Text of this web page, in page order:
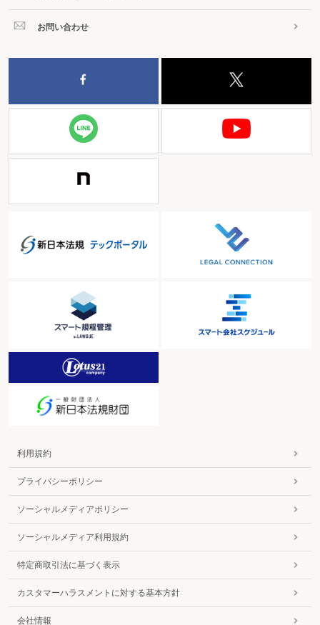
お問い合わせ
利用規約
プライバシーポリシー
ソーシャルメディアポリシー
ソーシャルメディア利用規約
特定商取引法に基づく表示
カスタマーハラスメントに対する基本方針
会社情報